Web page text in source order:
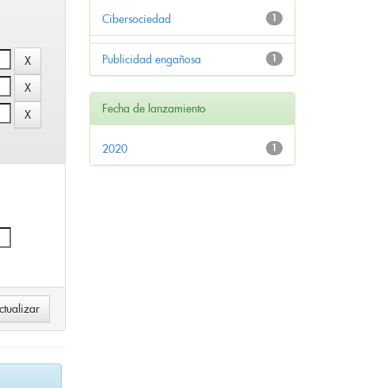
1
Cibersociedad
1
Publicidad engañosa
Fecha de lanzamiento
1
2020